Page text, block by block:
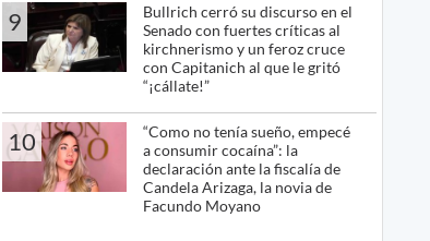
9
Bullrich cerró su discurso en el
Senado con fuertes críticas al
kirchnerismo y un feroz cruce
con Capitanich al que le gritó
“¡cállate!”
10
“Como no tenía sueño, empecé
a consumir cocaína”: la
declaración ante la fiscalía de
Candela Arizaga, la novia de
Facundo Moyano